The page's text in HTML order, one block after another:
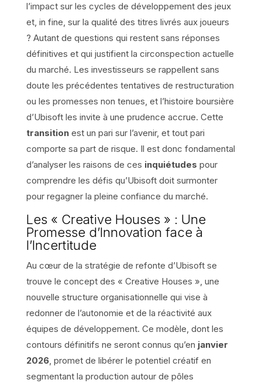
l’impact sur les cycles de développement des jeux
et, in fine, sur la qualité des titres livrés aux joueurs
? Autant de questions qui restent sans réponses
définitives et qui justifient la circonspection actuelle
du marché. Les investisseurs se rappellent sans
doute les précédentes tentatives de restructuration
ou les promesses non tenues, et l’histoire boursière
d’Ubisoft les invite à une prudence accrue. Cette
transitionest un pari sur l’avenir, et tout pari
comporte sa part de risque. Il est donc fondamental
d’analyser les raisons de ces inquiétudes pour
comprendre les défis qu’Ubisoft doit surmonter
pour regagner la pleine confiance du marché.
Les « Creative Houses » : Une
Promesse d’Innovation face à
l’Incertitude
Au cœur de la stratégie de refonte d’Ubisoft se
trouve le concept des « Creative Houses », une
nouvelle structure organisationnelle qui vise à
redonner de l’autonomie et de la réactivité aux
équipes de développement. Ce modèle, dont les
contours définitifs ne seront connus qu’en janvier
2026, promet de libérer le potentiel créatif en
segmentant la production autour de pôles